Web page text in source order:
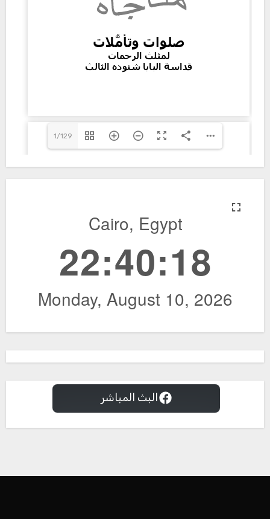
1/129
البث المباشر